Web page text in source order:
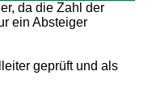
da die Zahl der
ein Absteiger
geprüft und als